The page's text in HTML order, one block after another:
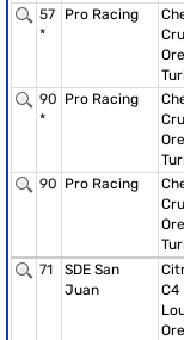
57
*
Pro Racing
90
*
Pro Racing
90 Pro Racing
71
SDE San
Juan
C4